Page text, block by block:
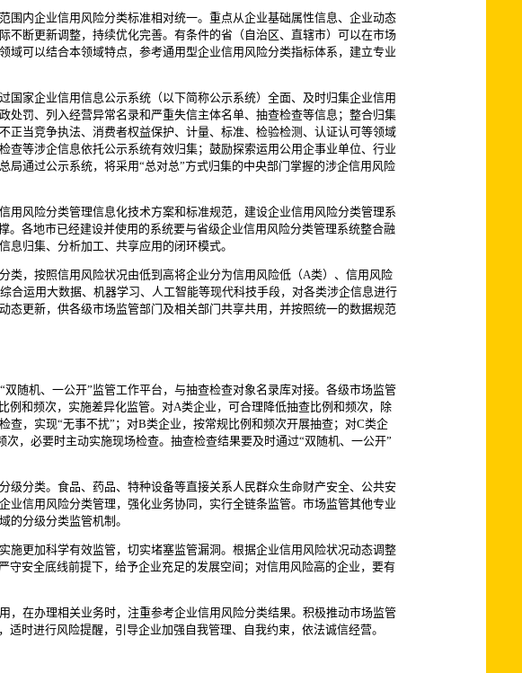
围内企业信用风险分类标准相对统一。重点从企业基础属性信息、企业动态
断更新调整，持续优化完善。有条件的省（自治区、直辖市）可以在市场
可以结合本领域特点，参考通用型企业信用风险分类指标体系，建立专业
家企业信用信息公示系统（以下简称公示系统）全面、及时归集企业信用
罚、列入经营异常名录和严重失信主体名单、抽查检查等信息；整合归集
当竞争执法、消费者权益保护、计量、标准、检验检测、认证认可等领域
等涉企信息依托公示系统有效归集；鼓励探索运用公用企事业单位、行业
通过公示系统，将采用“总对总”方式归集的中央部门掌握的涉企信用风险
用风险分类管理信息化技术方案和标准规范，建设企业信用风险分类管理系
各地市已经建设并使用的系统要与省级企业信用风险分类管理系统整合融
归集、分析加工、共享应用的闭环模式。
类，按照信用风险状况由低到高将企业分为信用风险低（A类）、信用风险
合运用大数据、机器学习、人工智能等现代科技手段，对各类涉企信息进行
更新，供各级市场监管部门及相关部门共享共用，并按照统一的数据规范
随机、一公开”监管工作平台，与抽查检查对象名录库对接。各级市场监管
和频次，实施差异化监管。对A类企业，可合理降低抽查比例和频次，除
，实现“无事不扰”；对B类企业，按常规比例和频次开展抽查；对C类企
，必要时主动实施现场检查。抽查检查结果要及时通过“双随机、一公开”
级分类。食品、药品、特种设备等直接关系人民群众生命财产安全、公共安
信用风险分类管理，强化业务协同，实行全链条监管。市场监管其他专业
的分级分类监管机制。
施更加科学有效监管，切实堵塞监管漏洞。根据企业信用风险状况动态调整
安全底线前提下，给予企业充足的发展空间；对信用风险高的企业，要有
，在办理相关业务时，注重参考企业信用风险分类结果。积极推动市场监管
时进行风险提醒，引导企业加强自我管理、自我约束，依法诚信经营。